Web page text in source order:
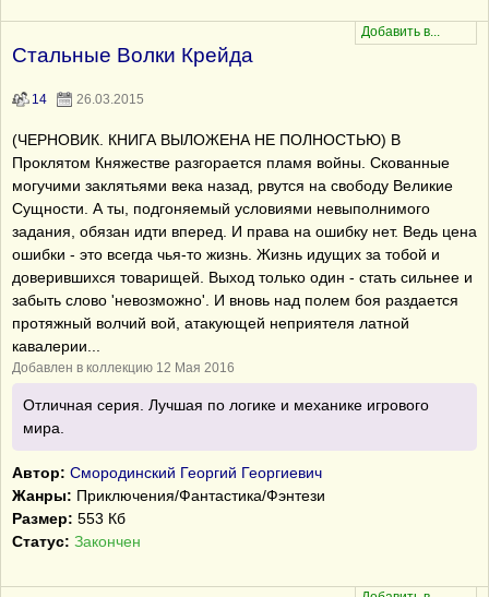
Стальные Волки Крейда
14 26.03.2015
(ЧЕРНОВИК. КНИГА ВЫЛОЖЕНА НЕ ПОЛНОСТЬЮ) В
Проклятом Княжестве разгорается пламя войны. Скованные
могучими заклятьями века назад, рвутся на свободу Великие
Сущности. А ты, подгоняемый условиями невыполнимого
задания, обязан идти вперед. И права на ошибку нет. Ведь цена
ошибки - это всегда чья-то жизнь. Жизнь идущих за тобой и
доверившихся товарищей. Выход только один - стать сильнее и
забыть слово 'невозможно'. И вновь над полем боя раздается
протяжный волчий вой, атакующей неприятеля латной
кавалерии...
Добавлен в коллекцию 12 Мая 2016
Отличная серия. Лучшая по логике и механике игрового
мира.
Автор: Смородинский Георгий Георгиевич
Жанры: Приключения/Фантастика/Фэнтези
Размер: 553 Кб
Статус: Закончен